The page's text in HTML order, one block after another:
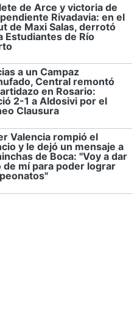
de Arce y victoria de
Rivadavia: en el
de Maxi Salas, derrotó
Estudiantes de Río
a un Campaz
Central remontó
en Rosario:
2-1 a Aldosivi por el
Clausura
Valencia rompió el
y le dejó un mensaje a
de Boca: "Voy a dar
de mí para poder lograr